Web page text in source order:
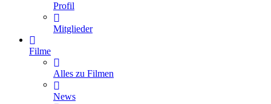
Profil
Mitglieder
Filme
Alles zu Filmen
News